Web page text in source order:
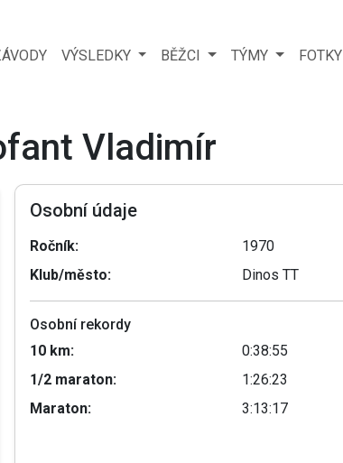
VÝSLEDKY BĚŽCI TÝMY FOTKY
Vladimír
Osobní údaje
Ročník:
1970
Klub/město:
Dinos TT
Osobní rekordy
10 km:
0:38:55
1/2 maraton:
1:26:23
Maraton:
3:13:17